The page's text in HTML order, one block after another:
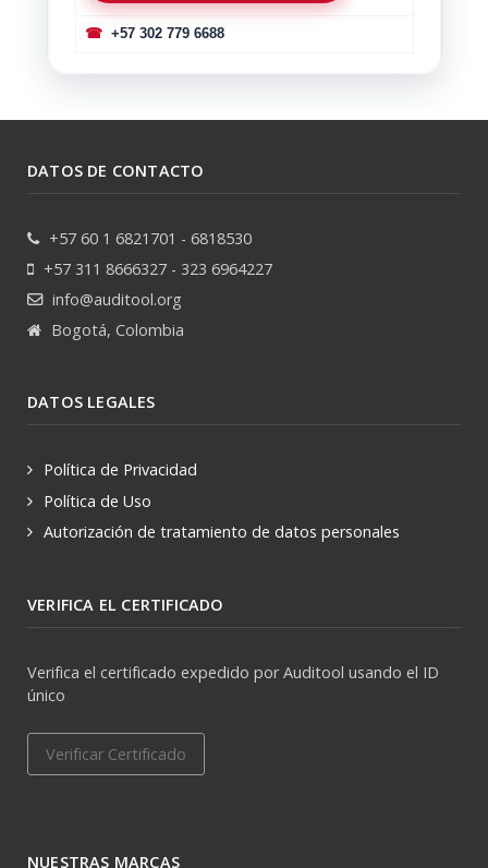
☎+57 302 779 6688
DATOS DE CONTACTO
+57 60 1 6821701 - 6818530
+57 311 8666327 - 323 6964227
info@auditool.org
Bogotá, Colombia
DATOS LEGALES
Política de Privacidad
Política de Uso
Autorización de tratamiento de datos personales
VERIFICA EL CERTIFICADO
Verifica el certificado expedido por Auditool usando el ID
único
Verificar Certificado
NUESTRAS MARCAS